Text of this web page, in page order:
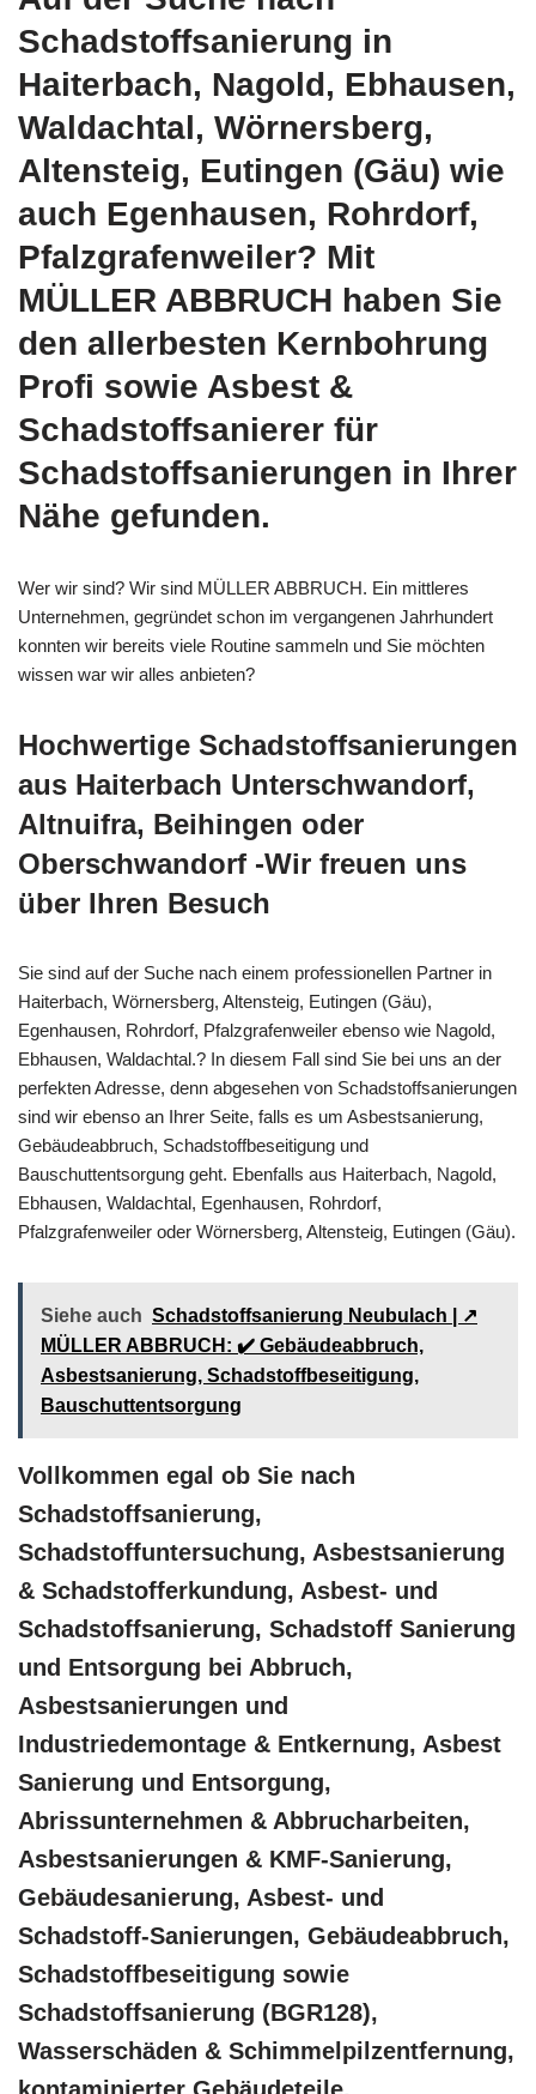
Schadstoffsanierung in
Haiterbach, Nagold, Ebhausen,
Waldachtal, Wörnersberg,
Altensteig, Eutingen (Gäu) wie
auch Egenhausen, Rohrdorf,
Pfalzgrafenweiler? Mit
MÜLLER ABBRUCH haben Sie
den allerbesten Kernbohrung
Profi sowie Asbest &
Schadstoffsanierer für
Schadstoffsanierungen in Ihrer
Nähe gefunden.
Wer wir sind? Wir sind MÜLLER ABBRUCH. Ein mittleres
Unternehmen, gegründet schon im vergangenen Jahrhundert
konnten wir bereits viele Routine sammeln und Sie möchten
wissen war wir alles anbieten?
Hochwertige Schadstoffsanierungen
aus Haiterbach Unterschwandorf,
Altnuifra, Beihingen oder
Oberschwandorf -Wir freuen uns
über Ihren Besuch
Sie sind auf der Suche nach einem professionellen Partner in
Haiterbach, Wörnersberg, Altensteig, Eutingen (Gäu),
Egenhausen, Rohrdorf, Pfalzgrafenweiler ebenso wie Nagold,
Ebhausen, Waldachtal.? In diesem Fall sind Sie bei uns an der
perfekten Adresse, denn abgesehen von Schadstoffsanierungen
sind wir ebenso an Ihrer Seite, falls es um Asbestsanierung,
Gebäudeabbruch, Schadstoffbeseitigung und
Bauschuttentsorgung geht. Ebenfalls aus Haiterbach, Nagold,
Ebhausen, Waldachtal, Egenhausen, Rohrdorf,
Pfalzgrafenweiler oder Wörnersberg, Altensteig, Eutingen (Gäu).
Siehe auch Schadstoffsanierung Neubulach | ↗️
MÜLLER ABBRUCH: ✔️ Gebäudeabbruch,
Asbestsanierung, Schadstoffbeseitigung,
Bauschuttentsorgung
Vollkommen egal ob Sie nach
Schadstoffsanierung,
Schadstoffuntersuchung, Asbestsanierung
& Schadstofferkundung, Asbest- und
Schadstoffsanierung, Schadstoff Sanierung
und Entsorgung bei Abbruch,
Asbestsanierungen und
Industriedemontage & Entkernung, Asbest
Sanierung und Entsorgung,
Abrissunternehmen & Abbrucharbeiten,
Asbestsanierungen & KMF-Sanierung,
Gebäudesanierung, Asbest- und
Schadstoff-Sanierungen, Gebäudeabbruch,
Schadstoffbeseitigung sowie
Schadstoffsanierung (BGR128),
Wasserschäden & Schimmelpilzentfernung,